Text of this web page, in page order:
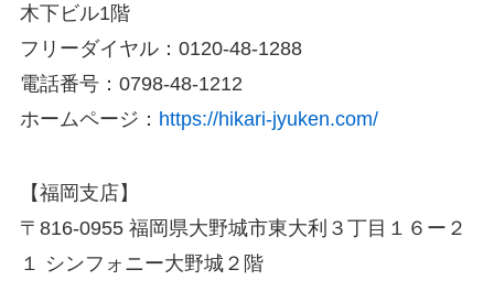
木下ビル1階
フリーダイヤル：0120-48-1288
電話番号：0798-48-1212
ホームページ： https://hikari-jyuken.com/
【福岡支店】
〒816-0955 福岡県大野城市東大利３丁目１６ー２
１ シンフォニー大野城２階